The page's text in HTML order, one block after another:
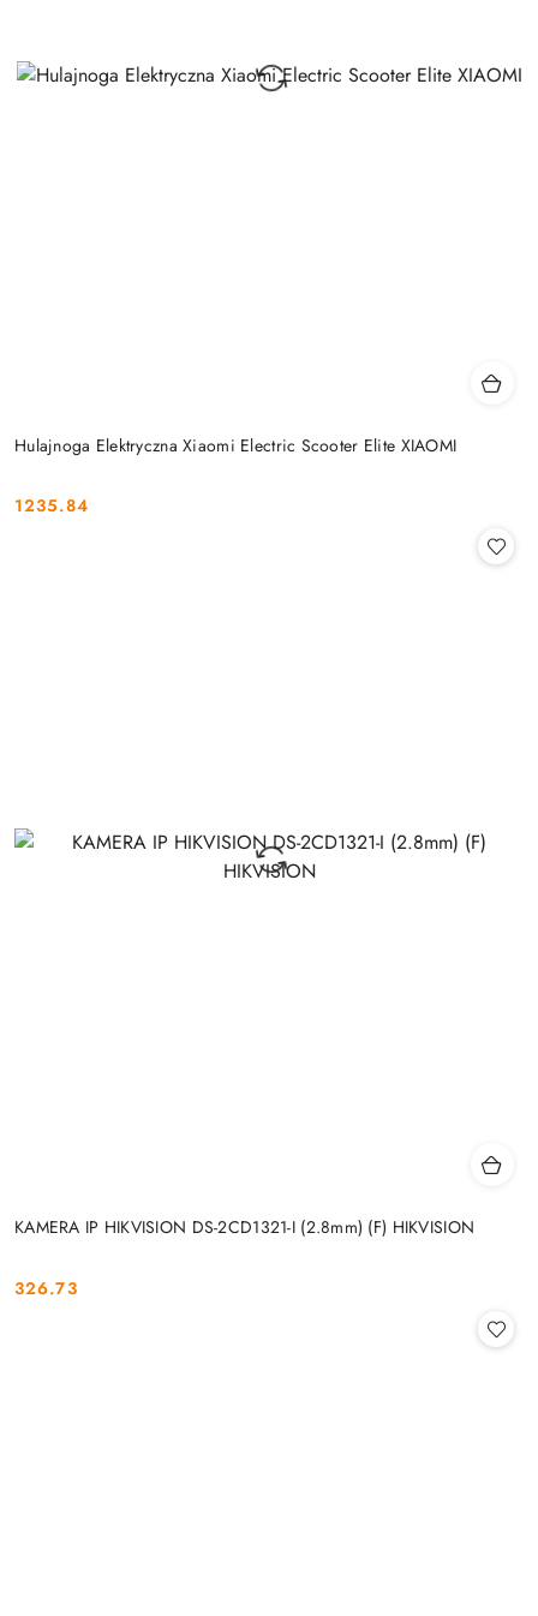
Hulajnoga Elektryczna Xiaomi Electric Scooter Elite XIAOMI
Cena:
1235.84
KAMERA IP HIKVISION DS-2CD1321-I (2.8mm) (F) HIKVISION
Cena:
326.73